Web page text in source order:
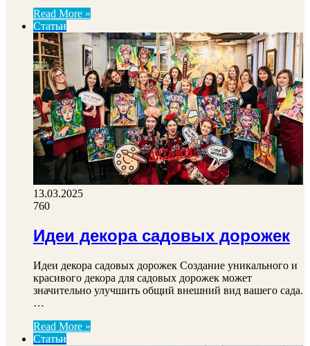
Read More »
Статьи
13.03.2025
760
Идеи декора садовых дорожек
Идеи декора садовых дорожек Создание уникального и
красивого декора для садовых дорожек может
значительно улучшить общий внешний вид вашего сада.
…
Read More »
Статьи